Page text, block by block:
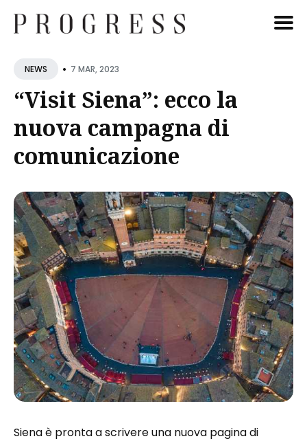
Cerca
NEWS • 7 MAR, 2023
“Visit Siena”: ecco la
nuova campagna di
comunicazione
Siena è pronta a scrivere una nuova pagina di